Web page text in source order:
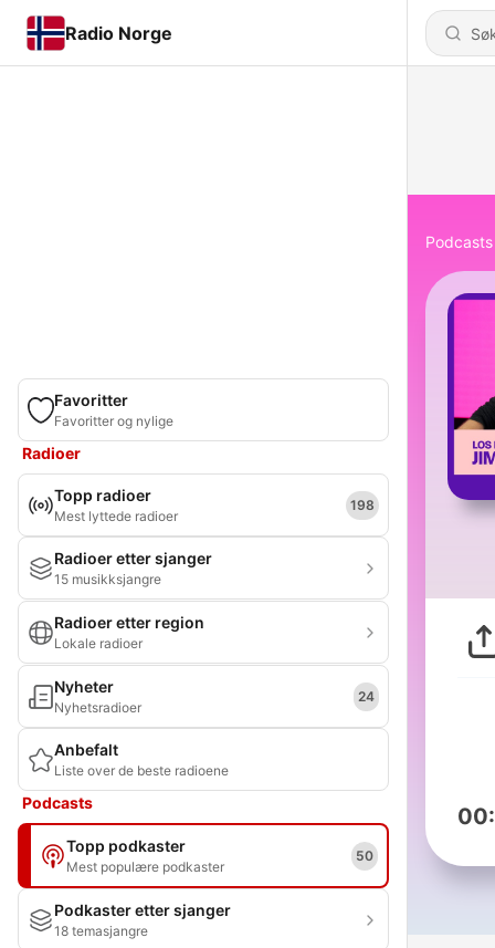
Radio Norge
Favoritter
Favoritter og nylige
Radioer
Topp radioer
Mest lyttede radioer
198
Radioer etter sjanger
15 musikksjangre
Radioer etter region
Lokale radioer
Nyheter
Nyhetsradioer
24
Anbefalt
Liste over de beste radioene
Podcasts
Topp podkaster
Mest populære podkaster
50
Podkaster etter sjanger
18 temasjangre
Podcasts